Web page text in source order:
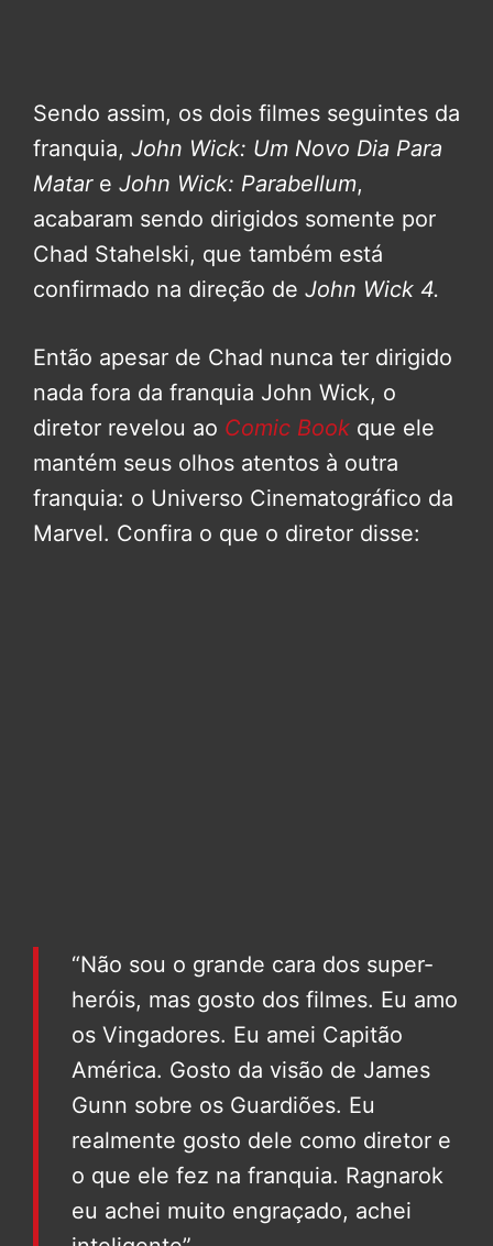
Sendo assim, os dois filmes seguintes da
franquia, John Wick: Um Novo Dia Para
Matare John Wick: Parabellum,
acabaram sendo dirigidos somente por
Chad Stahelski, que também está
confirmado na direção de John Wick 4.
Então apesar de Chad nunca ter dirigido
nada fora da franquia John Wick, o
diretor revelou ao Comic Book que ele
mantém seus olhos atentos à outra
franquia: o Universo Cinematográfico da
Marvel. Confira o que o diretor disse:
“Não sou o grande cara dos super-
heróis, mas gosto dos filmes. Eu amo
os Vingadores. Eu amei Capitão
América. Gosto da visão de James
Gunn sobre os Guardiões. Eu
realmente gosto dele como diretor e
o que ele fez na franquia. Ragnarok
eu achei muito engraçado, achei